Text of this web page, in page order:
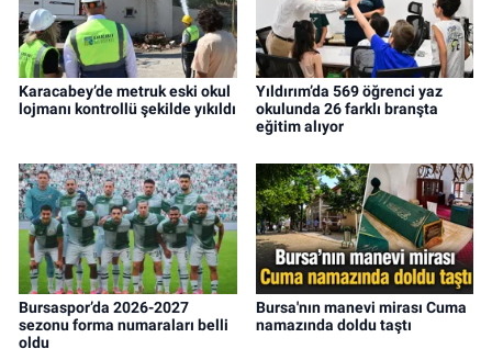
Karacabey’de metruk eski okul
lojmanı kontrollü şekilde yıkıldı
Yıldırım’da 569 öğrenci yaz
okulunda 26 farklı branşta
eğitim alıyor
Bursaspor’da 2026-2027
sezonu forma numaraları belli
oldu
Bursa'nın manevi mirası Cuma
namazında doldu taştı